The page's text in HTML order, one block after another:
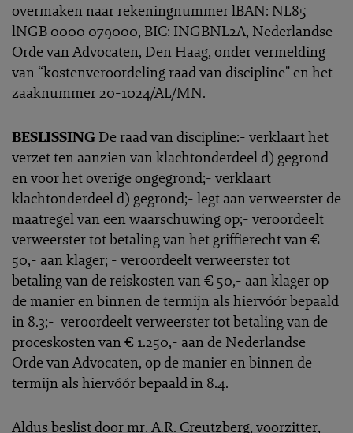
overmaken naar rekeningnummer lBAN: NL85
lNGB 0000 079000, BIC: INGBNL2A, Nederlandse
Orde van Advocaten, Den Haag, onder vermelding
van “kostenveroordeling raad van discipline" en het
zaaknummer 20-1024/AL/MN.
BESLISSING De raad van discipline:- verklaart het
verzet ten aanzien van klachtonderdeel d) gegrond
en voor het overige ongegrond;- verklaart
klachtonderdeel d) gegrond;- legt aan verweerster de
maatregel van een waarschuwing op;- veroordeelt
verweerster tot betaling van het griffierecht van €
50,- aan klager; - veroordeelt verweerster tot
betaling van de reiskosten van € 50,- aan klager op
de manier en binnen de termijn als hiervóór bepaald
in 8.3;- veroordeelt verweerster tot betaling van de
proceskosten van € 1.250,- aan de Nederlandse
Orde van Advocaten, op de manier en binnen de
termijn als hiervóór bepaald in 8.4.
Aldus beslist door mr. A.R. Creutzberg, voorzitter,